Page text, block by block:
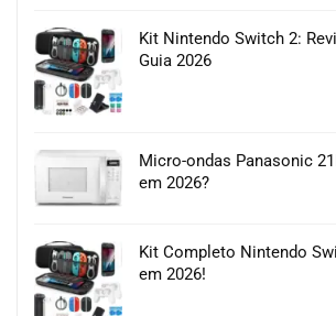
Kit Nintendo Switch 2:
Guia 2026
Micro-ondas Panasonic
em 2026?
Kit Completo Nintendo
em 2026!